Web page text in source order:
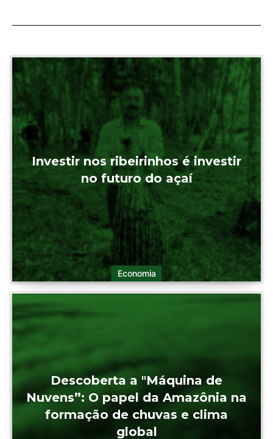
Economia
Investir nos ribeirinhos é investir
no futuro do açaí
Descoberta a "Máquina de
Nuvens”: O papel da Amazônia na
formação de chuvas e clima
global